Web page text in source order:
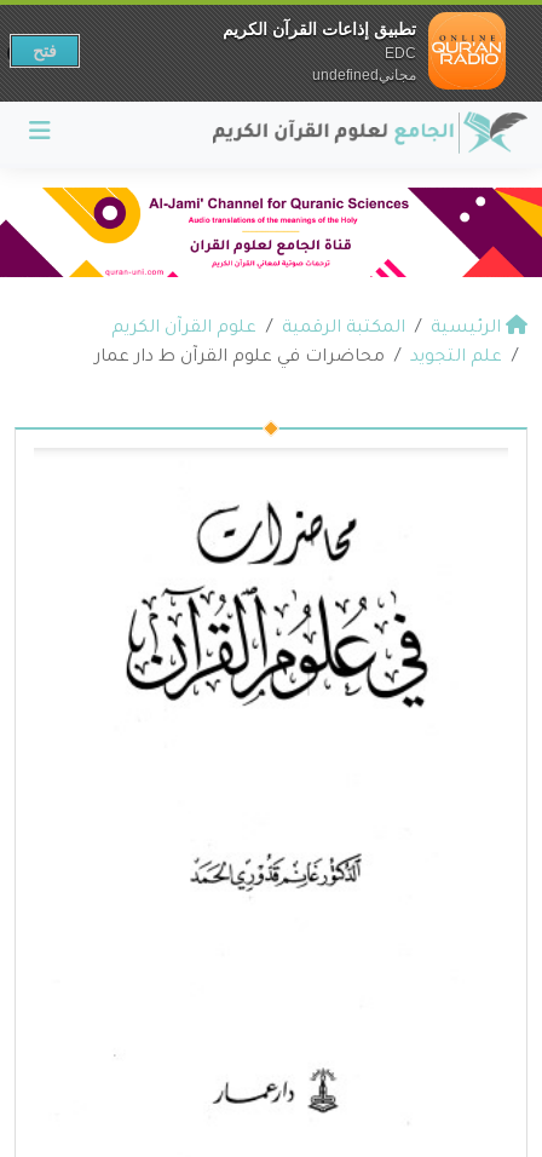
الرئيسية المكتبة الرقمية
علوم القرآن الكريم
علم التجويد
محاضرات في علوم القرآن ط دار عمار
تطبيق إذاعات القرآن الكريم
EDC
مجانيundefined
فتح